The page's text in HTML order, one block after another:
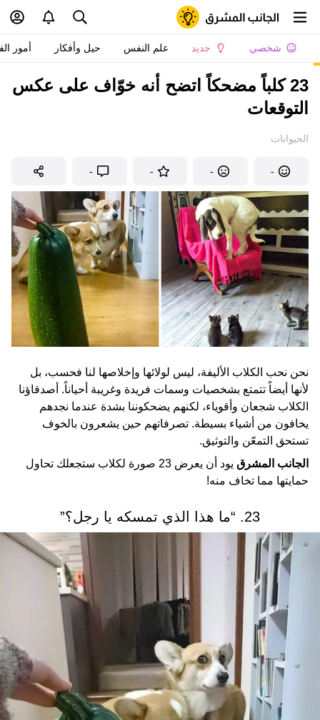
شخصي جديد علم النفس حيل وأفكار أمور
23 كلباً مضحكاً اتضح أنه خوّاف على عكس
التوقعات
الحيوانات
-
-
-
-
نحن نحب الكلاب الأليفة، ليس لولائها وإخلاصها لنا فحسب، بل
لأنها أيضاً تتمتع بشخصيات وسمات فريدة وغريبة أحياناً. أصدقاؤنا
الكلاب شجعان وأقوياء، لكنهم يضحكوننا بشدة عندما نجدهم
يخافون من أشياء بسيطة. تصرفاتهم حين يشعرون بالخوف
تستحق التمعّن والتوثيق.
الجانب المشرق
يود أن يعرض 23 صورة لكلاب ستجعلك تحاول
حمايتها مما تخاف منه!
23. “ما هذا الذي تمسكه يا رجل؟”